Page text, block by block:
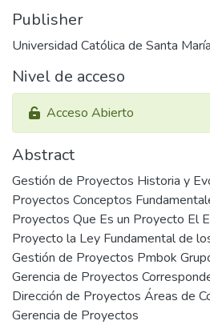
Publisher
Universidad Católica de Santa María
Nivel de acceso
Acceso Abierto
Abstract
Gestión de Proyectos Historia y
Proyectos Conceptos
Proyectos Que Es un Proyecto El
Proyecto la Ley Fundamental de
Gestión de Proyectos Pmbok
Gerencia de Proyectos
Dirección de Proyectos Áreas de
Gerencia de Proyectos